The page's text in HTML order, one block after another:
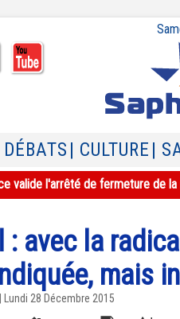
| DÉBATS | CULTURE |
valide l'arrêté de fermeture de
: avec la
mais
28 Décembre 2015